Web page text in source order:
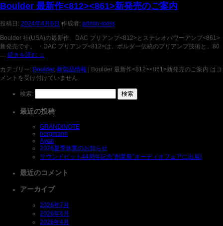
Boulder 最新作<812><861>新発売のご案内
投稿日: 2024年4月6日 作成者: admin-axiss
Boulder 社(USA)の最新作、DAC プリアンプ<812>とステレオパワーアンプ<861>
新発売です。 ・DAC プリアンプ<812>は、ボルダー伝統のプリアンプ技術と、80
続きを読む →
カテゴリー: Boulder, 新製品情報 | Boulder 最新作<812><861>新発売のご案内 は コ
メントを受け付けていません
検索:
最近の投稿
GRANDINOTE
bergmann
Ayon
2026夏季休業のお知らせ
サウンドピット44周年記念”創業祭”オーディオフェアに出展!
最近のコメント
アーカイブ
2026年7月
2026年6月
2026年4月